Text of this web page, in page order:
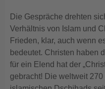
Die Gespräche drehten
Verhältnis von Islam und
Frieden, klar, auch wenn
bedeutet. Christen haben
für ein Elend hat der
gebracht! Die weltweit